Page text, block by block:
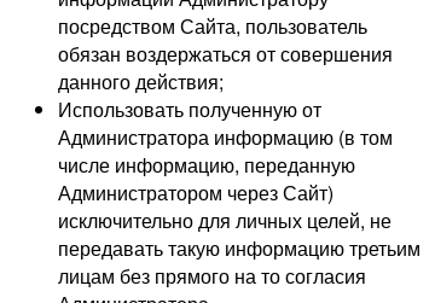
посредством Сайта, пользователь
обязан воздержаться от совершения
данного действия;
Использовать полученную от
Администратора информацию (в том
числе информацию, переданную
Администратором через Сайт)
исключительно для личных целей, не
передавать такую информацию третьим
лицам без прямого на то согласия